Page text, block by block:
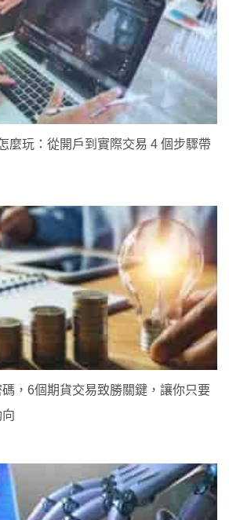
麼玩：從開戶到實際交易 4 個步驟帶
，6個期貨交易致勝關鍵，讓你只要